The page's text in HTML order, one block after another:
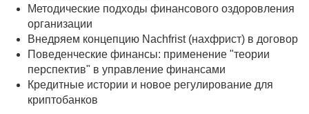
Методические подходы финансового оздоровления
организации
Внедряем концепцию Nachfrist (нахфрист) в договор
Поведенческие финансы: применение "теории
перспектив" в управление финансами
Кредитные истории и новое регулирование для
криптобанков